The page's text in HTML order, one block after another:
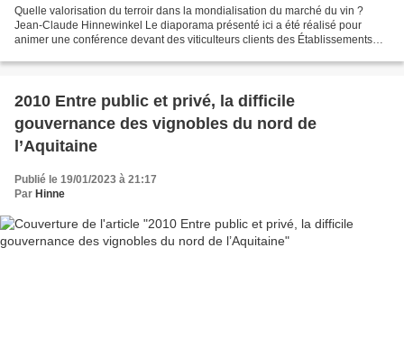
Quelle valorisation du terroir dans la mondialisation du marché du vin ?
Jean-Claude Hinnewinkel Le diaporama présenté ici a été réalisé pour
animer une conférence devant des viticulteurs clients des Établissements
2010 Entre public et privé, la difficile
gouvernance des vignobles du nord de
l’Aquitaine
Publié le 19/01/2023 à 21:17
Par Hinne